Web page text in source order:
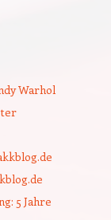
Warhol
5 Jahre